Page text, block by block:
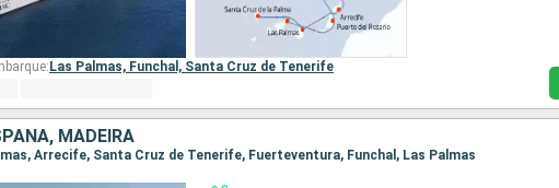
Las Palmas, Funchal, Santa Cruz de Tenerife
MADEIRA
Arrecife, Santa Cruz de Tenerife, Fuerteventura, Funchal, Las Palmas